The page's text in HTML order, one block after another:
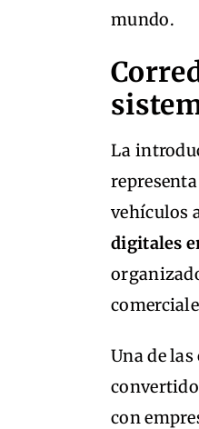
mundo.
La
vehículos
digitales
Una de
con